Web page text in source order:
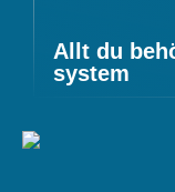
Allt du
system